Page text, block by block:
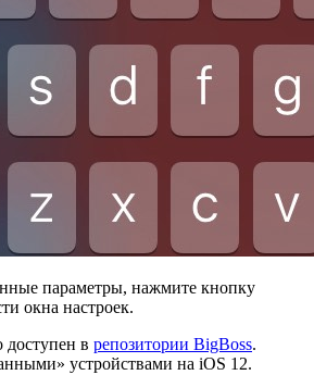
параметры, нажмите кнопку
окна настроек.
доступен в репозитории BigBoss.
устройствами на iOS 12.